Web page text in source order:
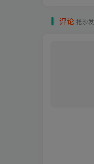
评论 抢沙发